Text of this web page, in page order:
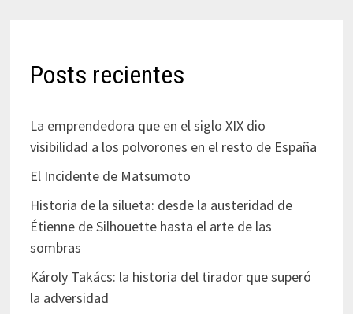
Posts recientes
La emprendedora que en el siglo XIX dio
visibilidad a los polvorones en el resto de España
El Incidente de Matsumoto
Historia de la silueta: desde la austeridad de
Étienne de Silhouette hasta el arte de las
sombras
Károly Takács: la historia del tirador que superó
la adversidad